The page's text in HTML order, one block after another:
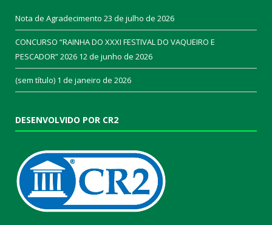
Nota de Agradecimento 23 de julho de 2026
CONCURSO “RAINHA DO XXXI FESTIVAL DO VAQUEIRO E
PESCADOR” 2026 12 de junho de 2026
(sem título) 1 de janeiro de 2026
DESENVOLVIDO POR CR2